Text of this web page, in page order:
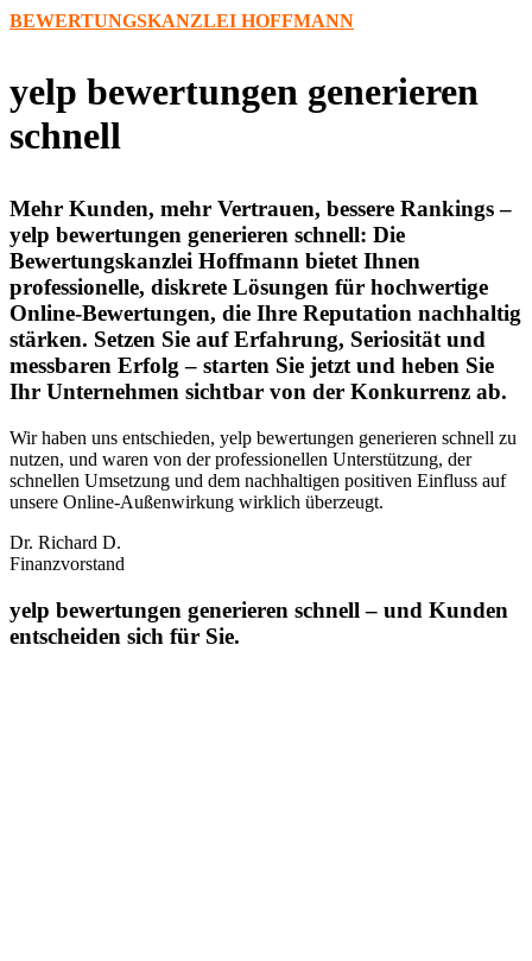
BEWERTUNGSKANZLEI HOFFMANN
yelp bewertungen generieren
schnell
Mehr Kunden, mehr Vertrauen, bessere Rankings –
yelp bewertungen generieren schnell: Die
Bewertungskanzlei Hoffmann bietet Ihnen
professionelle, diskrete Lösungen für hochwertige
Online-Bewertungen, die Ihre Reputation nachhaltig
stärken. Setzen Sie auf Erfahrung, Seriosität und
messbaren Erfolg – starten Sie jetzt und heben Sie
Ihr Unternehmen sichtbar von der Konkurrenz ab.
Wir haben uns entschieden, yelp bewertungen generieren schnell zu
nutzen, und waren von der professionellen Unterstützung, der
schnellen Umsetzung und dem nachhaltigen positiven Einfluss auf
unsere Online‑Außenwirkung wirklich überzeugt.
Dr. Richard D.
Finanzvorstand
yelp bewertungen generieren schnell – und Kunden
entscheiden sich für Sie.